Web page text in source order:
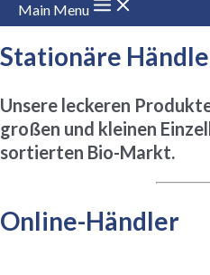
Main Menu
Stationäre
Unsere leckeren
großen und kleinen
sortierten Bio-Markt.
Online-Händler